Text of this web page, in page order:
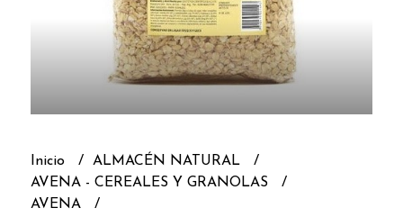
Inicio
ALMACÉN NATURAL
AVENA - CEREALES Y GRANOLAS
AVENA